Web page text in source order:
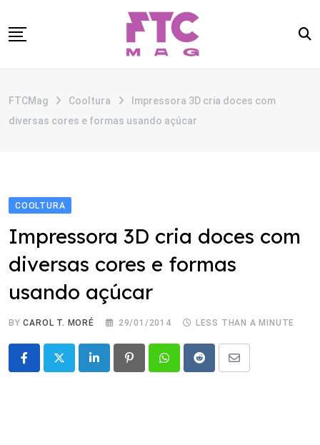
to
CATEGORIAS
FTCMag Cooltura
Impressora 3D cria doces com
diversas cores e formas usando açúcar
COOLTURA
Impressora 3D cria doces com
diversas cores e formas
usando açúcar
BYCAROL T. MORÉ 29/01/2014 LESS THAN A MINUTE
LinkedIn PinterestWhatsappRedditShare